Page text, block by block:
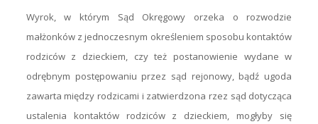
Wyrok, w którym Sąd Okręgowy orzeka o rozwodzie
małżonków z jednoczesnym określeniem sposobu kontaktów
rodziców z dzieckiem, czy też postanowienie wydane w
odrębnym postępowaniu przez sąd rejonowy, bądź ugoda
zawarta między rodzicami i zatwierdzona rzez sąd dotycząca
ustalenia kontaktów rodziców z dzieckiem, mogłyby się